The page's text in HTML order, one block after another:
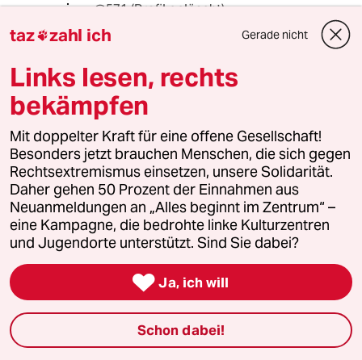
@571 (Profil gelöscht):
Listig gesungen war's.- Als Mensch
unter Menschen ist bei mir Liebe
zu so manchem ESC-Berichterstatter
lasse ich das bei mir nur nicht so
gerne, durch eine Glanz und Glamour-
Attitüde künstlich übersteigert
hochrühren. Wahrhaft sich rührende
Liebe braucht nicht solch gutural
aufpoliertes Tränen-Glitzer-
Gedöns.Tröstlicherweise scheinen
das aber auch Andere hier, so zu
sehen.
Lowandorder
16.05.2016
@H.G.S.:
taz zahl ich Gerade nicht
Links lesen, rechts
bekämpfen
Mit doppelter Kraft für eine offene Gesellschaft!
Besonders jetzt brauchen Menschen, die sich gegen
Rechtsextremismus einsetzen, unsere Solidarität.
Daher gehen 50 Prozent der Einnahmen aus
Neuanmeldungen an „Alles beginnt im Zentrum“ –
eine Kampagne, die bedrohte linke Kulturzentren
und Jugendorte unterstützt. Sind Sie dabei?
 Ja, ich will
Schon dabei!